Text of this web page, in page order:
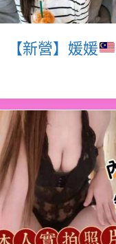
【新營】媛媛